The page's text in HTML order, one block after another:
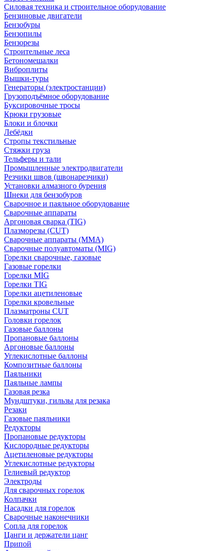
Силовая техника и строительное оборудование
Бензиновые двигатели
Бензобуры
Бензопилы
Бензорезы
Строительные леса
Бетономешалки
Виброплиты
Вышки-туры
Генераторы (электростанции)
Грузоподъёмное оборудование
Буксировочные тросы
Крюки грузовые
Блоки и блочки
Лебёдки
Стропы текстильные
Стяжки груза
Тельферы и тали
Промышленные электродвигатели
Резчики швов (швонарезчики)
Установки алмазного бурения
Шнеки для бензобуров
Сварочное и паяльное оборудование
Сварочные аппараты
Аргоновая сварка (TIG)
Плазморезы (CUT)
Сварочные аппараты (MMA)
Сварочные полуавтоматы (MIG)
Горелки сварочные, газовые
Газовые горелки
Горелки MIG
Горелки TIG
Горелки ацетиленовые
Горелки кровельные
Плазматроны CUT
Головки горелок
Газовые баллоны
Пропановые баллоны
Аргоновые баллоны
Углекислотные баллоны
Композитные баллоны
Паяльники
Паяльные лампы
Газовая резка
Мундштуки, гильзы для резака
Резаки
Газовые паяльники
Редукторы
Пропановые редукторы
Кислородные редукторы
Ацетиленовые редукторы
Углекислотные редукторы
Гелиевый редуктор
Электроды
Для сварочных горелок
Колпачки
Насадки для горелок
Сварочные наконечники
Сопла для горелок
Цанги и держатели цанг
Припой